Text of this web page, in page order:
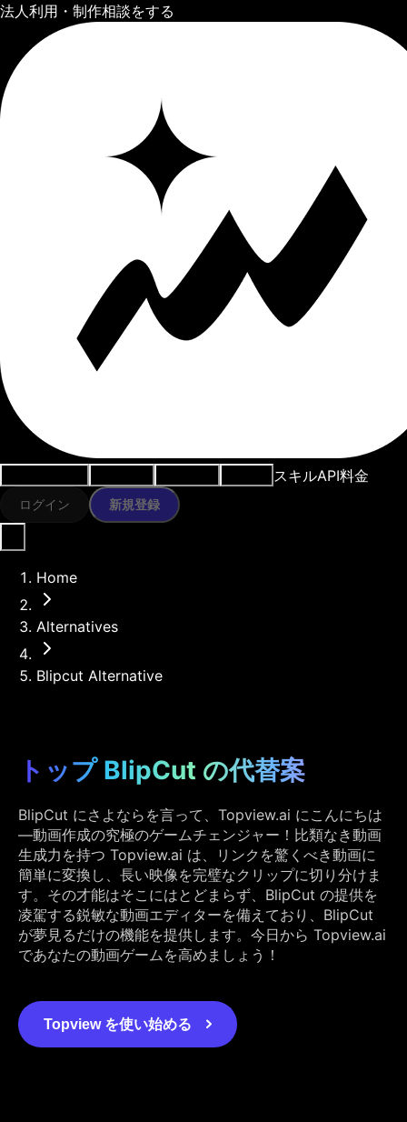
法人利用・制作相談をする
スキルAPI料金
ログイン 新規登録
Home
Alternatives
Blipcut Alternative
トップ BlipCut の代替案
BlipCut にさよならを言って、Topview.ai にこんにちは
—動画作成の究極のゲームチェンジャー！比類なき動画
生成力を持つ Topview.ai は、リンクを驚くべき動画に
簡単に変換し、長い映像を完璧なクリップに切り分けま
す。その才能はそこにはとどまらず、BlipCut の提供を
凌駕する鋭敏な動画エディターを備えており、BlipCut
が夢見るだけの機能を提供します。今日から Topview.ai
であなたの動画ゲームを高めましょう！
Topview を使い始める